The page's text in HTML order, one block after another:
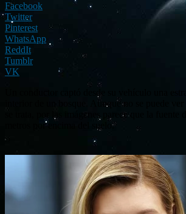
Facebook
Twitter
Pinterest
WhatsApp
ReddIt
Tumblr
VK
Un conductor captó desde su vehículo una
interior de un bosque. Aunque no se puede ver
se trata, por las imágenes parece que la fuente
metros por encima del suelo.